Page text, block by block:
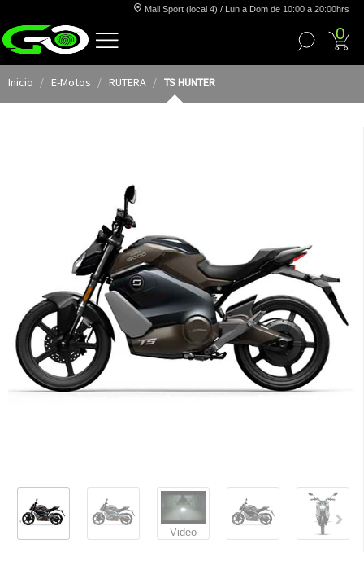
Mall Sport (local 4) / Lun a Dom de 10:00 a 20:00hrs
0
Inicio E-Motos RUTERA TS HUNTER
Video